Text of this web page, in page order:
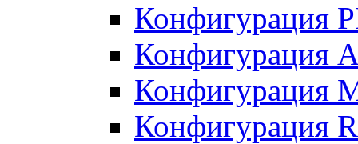
Конфигурация
Конфигурация
Конфигурация
Конфигурация